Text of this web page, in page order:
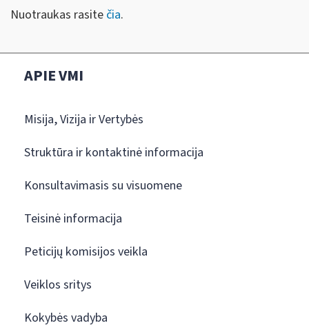
Nuotraukas rasite čia.
APIE VMI
Misija, Vizija ir Vertybės
Struktūra ir kontaktinė informacija
Konsultavimasis su visuomene
Teisinė informacija
Peticijų komisijos veikla
Veiklos sritys
Kokybės vadyba